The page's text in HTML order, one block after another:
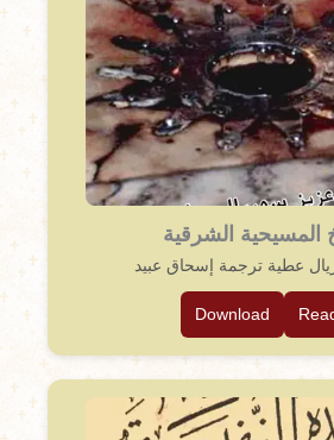
المسيحية الشرقية
عطية ترجمة إسحاق عبيد
Download